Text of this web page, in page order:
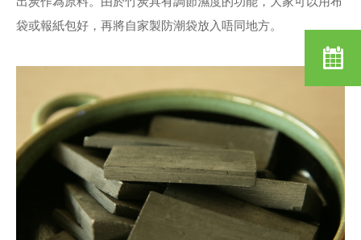
袋或報紙包好，再將自家製防潮袋放入唔同地方。